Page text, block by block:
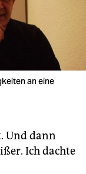
an eine
Und dann
Ich dachte